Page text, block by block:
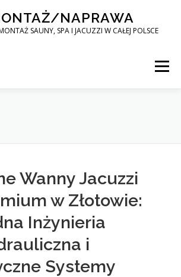
NAPRAWA
SAUNY, SPA I JACUZZI W CAŁEJ POLSCE
Menu
Wanny Jacuzzi
w Złotowie:
Inżynieria
i
Systemy